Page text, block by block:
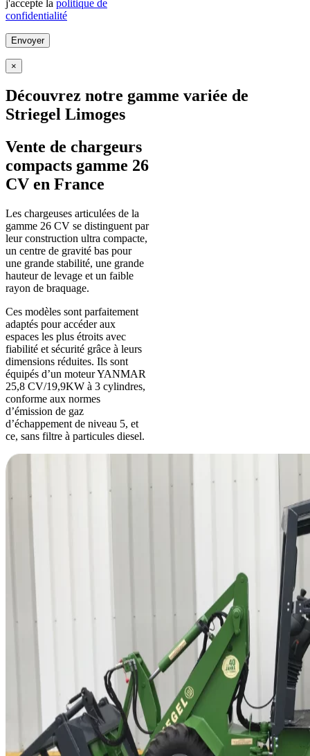
j'accepte la politique de
confidentialité
×
Découvrez notre gamme variée de
Striegel Limoges
Vente de chargeurs
compacts gamme 26
CV en France
Les chargeuses articulées de la
gamme 26 CV se distinguent par
leur construction ultra compacte,
un centre de gravité bas pour
une grande stabilité, une grande
hauteur de levage et un faible
rayon de braquage.
Ces modèles sont parfaitement
adaptés pour accéder aux
espaces les plus étroits avec
fiabilité et sécurité grâce à leurs
dimensions réduites. Ils sont
équipés d’un moteur YANMAR
25,8 CV/19,9KW à 3 cylindres,
conforme aux normes
d’émission de gaz
d’échappement de niveau 5, et
ce, sans filtre à particules diesel.